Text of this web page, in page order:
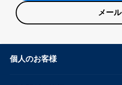
メール
個人のお客様